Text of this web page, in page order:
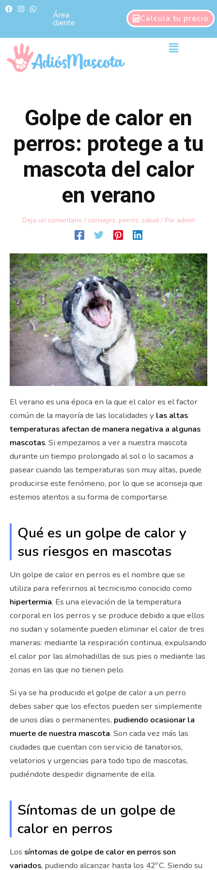
F
a
b
k
I
n
a
g
a
m
W
h
s
p
p
Área
cliente Calcula tu precio
Main
Golpe de calor en
perros: protege a tu
mascota del calor
en verano
Deja un comentario / consejos, perros, salud / Por admin
El verano es una época en la que el calor es el factor
común de la mayoría de las localidades y las altas
temperaturas afectan de manera negativa a algunas
mascotas. Si empezamos a ver a nuestra mascota
durante un tiempo prolongado al sol o lo sacamos a
pasear cuando las temperaturas son muy altas, puede
producirse este fenómeno, por lo que se aconseja que
estemos atentos a su forma de comportarse.
Qué es un golpe de calor y
sus riesgos en mascotas
Un golpe de calor en perros es el nombre que se
utiliza para referirnos al tecnicismo conocido como
hipertermia. Es una elevación de la temperatura
corporal en los perros y se produce debido a que ellos
no sudan y solamente pueden eliminar el calor de tres
maneras: mediante la respiración continua, expulsando
el calor por las almohadillas de sus pies o mediante las
zonas en las que no tienen pelo.
Si ya se ha producido el golpe de calor a un perro
debes saber que los efectos pueden ser simplemente
de unos días o permanentes, pudiendo ocasionar la
muerte de nuestra mascota. Son cada vez más las
ciudades que cuentan con servicio de tanatorios,
velatorios y urgencias para todo tipo de mascotas,
pudiéndote despedir dignamente de ella.
Síntomas de un golpe de
calor en perros
Los síntomas de golpe de calor en perros son
variados, pudiendo alcanzar hasta los 42º C. Siendo su